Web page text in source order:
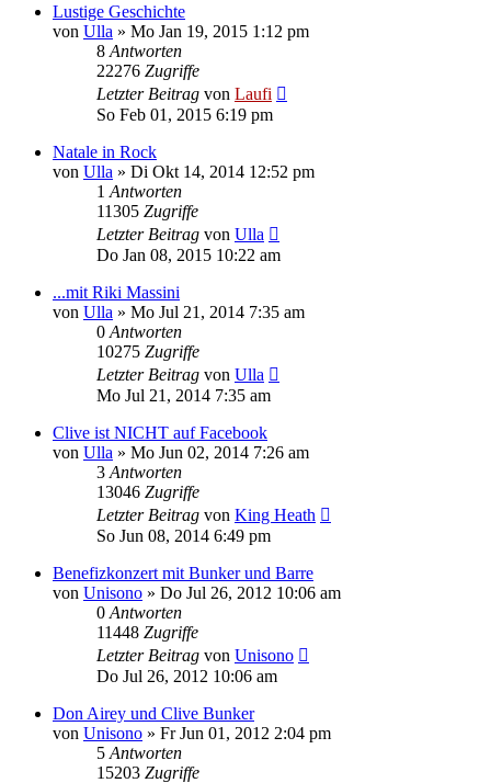
Lustige Geschichte
von Ulla » Mo Jan 19, 2015 1:12 pm
8 Antworten
22276 Zugriffe
Letzter Beitrag von Laufi
So Feb 01, 2015 6:19 pm
Natale in Rock
von Ulla » Di Okt 14, 2014 12:52 pm
1 Antworten
11305 Zugriffe
Letzter Beitrag von Ulla
Do Jan 08, 2015 10:22 am
...mit Riki Massini
von Ulla » Mo Jul 21, 2014 7:35 am
0 Antworten
10275 Zugriffe
Letzter Beitrag von Ulla
Mo Jul 21, 2014 7:35 am
Clive ist NICHT auf Facebook
von Ulla » Mo Jun 02, 2014 7:26 am
3 Antworten
13046 Zugriffe
Letzter Beitrag von King Heath
So Jun 08, 2014 6:49 pm
Benefizkonzert mit Bunker und Barre
von Unisono » Do Jul 26, 2012 10:06 am
0 Antworten
11448 Zugriffe
Letzter Beitrag von Unisono
Do Jul 26, 2012 10:06 am
Don Airey und Clive Bunker
von Unisono » Fr Jun 01, 2012 2:04 pm
5 Antworten
15203 Zugriffe